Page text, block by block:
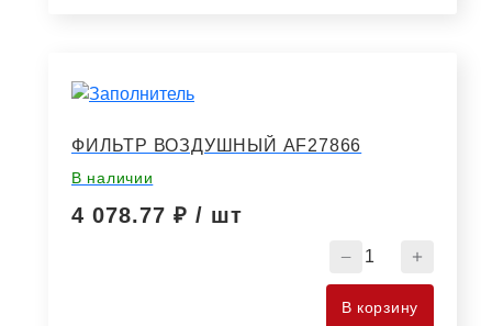
ФИЛЬТР ВОЗДУШНЫЙ AF27866
В наличии
4 078.77 ₽ / шт
Количество
ФИЛЬТР
В корзину